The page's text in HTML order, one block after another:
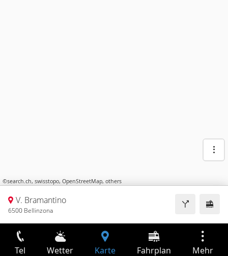
©search.ch, swisstopo, OpenStreetMap, others
V. Bramantino
6500 Bellinzona
Tel Wetter Karte Fahrplan Mehr